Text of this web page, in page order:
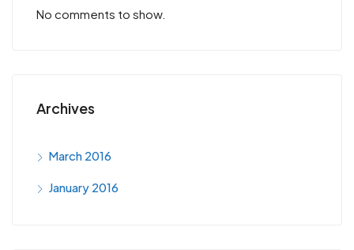
No comments to show.
Archives
March 2016
January 2016